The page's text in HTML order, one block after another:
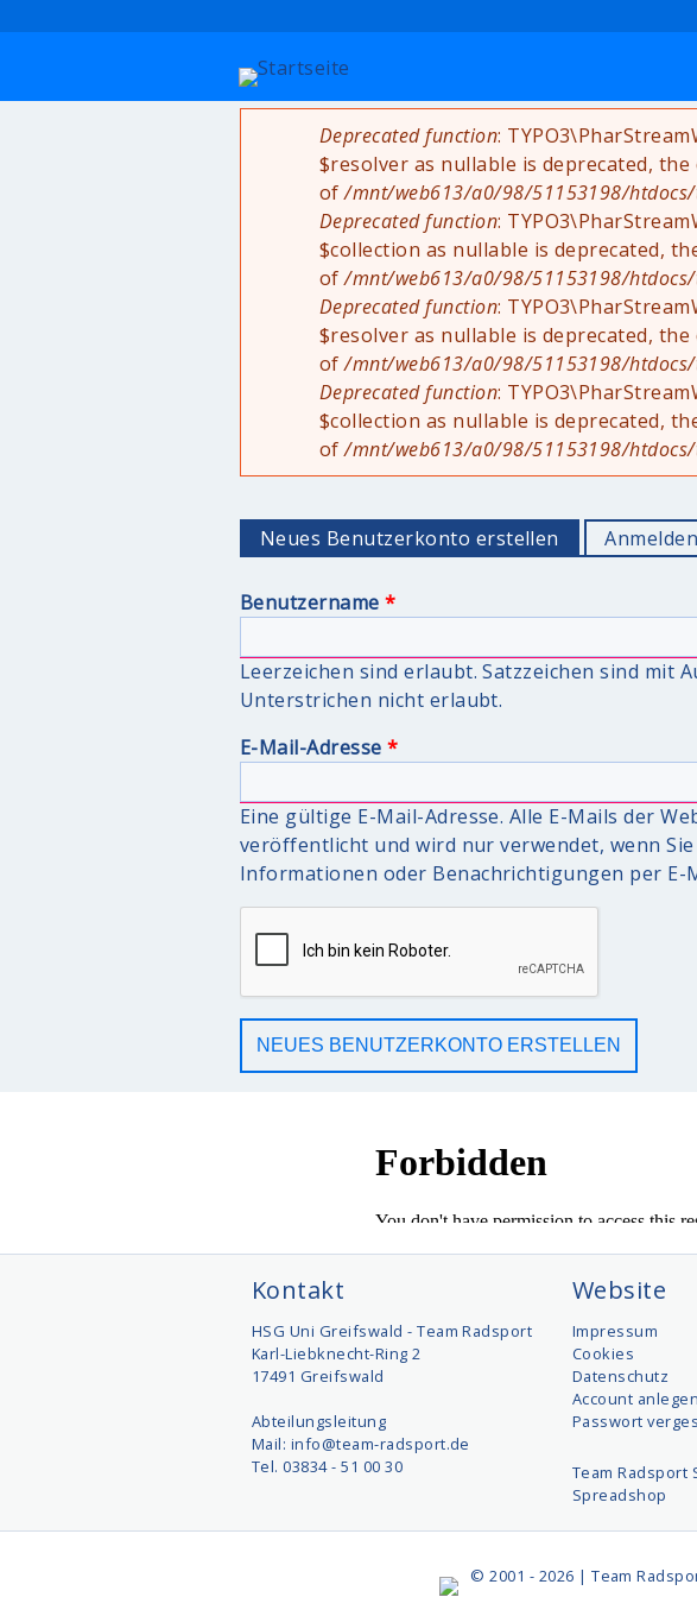
Fehlermeldung
Deprecated function:
$resolver as nullable is deprecated,
of/mnt/web613/a0/98/51153198/
Deprecated function:
$collection as nullable is deprecated,
of/mnt/web613/a0/98/51153198/
Deprecated function:
$resolver as nullable is deprecated,
of/mnt/web613/a0/98/51153198/
Deprecated function:
$collection as nullable is deprecated,
of/mnt/web613/a0/98/51153198/
Haupt-Reiter
Neues Benutzerkonto erstellen (aktiver Reiter)
Anmelden
Benutzername*
Leerzeichen sind erlaubt. Satzzeichen sind mit
Unterstrichen nicht erlaubt.
E-Mail-Adresse*
Eine gültige E-Mail-Adresse. Alle E-Mails der
veröffentlicht und wird nur verwendet, wenn
Informationen oder Benachrichtigungen per E-
Kontakt
HSG Uni Greifswald - Team Radsport
Karl-Liebknecht-Ring 2
17491 Greifswald
Abteilungsleitung
Mail: info@team-radsport.de
Tel. 03834 - 51 00 30
Website
Impressum
Cookies
Datenschutz
Account anlegen
Passwort
Team Radsport
Spreadshop
© 2001 - 2026 | Team